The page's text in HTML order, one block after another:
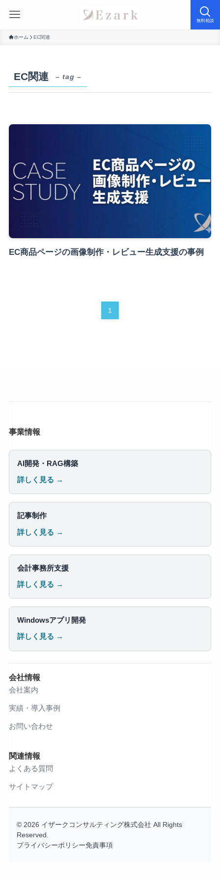
無料相談
ホーム EC関連
EC関連 – tag –
EC商品ページの画像制作・レビュー生成支援の事例
1
事業情報
AI開発・RAG構築
詳しく見る →
記事制作
詳しく見る →
会計事務所支援
詳しく見る →
Windowsアプリ開発
詳しく見る →
会社情報
会社案内
実績・導入事例
お問い合わせ
関連情報
よくある質問
サイトマップ
© 2026 イザークコンサルティング株式会社 All Rights
Reserved.
プライバシーポリシー免責事項